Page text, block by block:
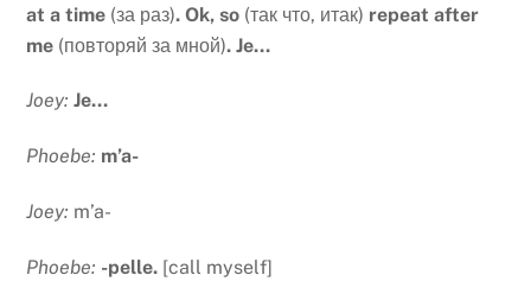
at a time (за раз). Ok, so (так что, итак) repeat after
me (повторяй за мной). Je…
Joey: Je…
Phoebe: m’a-
Joey: m’a-
Phoebe: -pelle. [call myself]